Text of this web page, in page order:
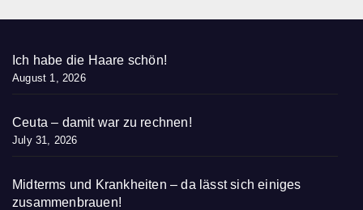
Ich habe die Haare schön!
August 1, 2026
Ceuta – damit war zu rechnen!
July 31, 2026
Midterms und Krankheiten – da lässt sich einiges
zusammenbrauen!